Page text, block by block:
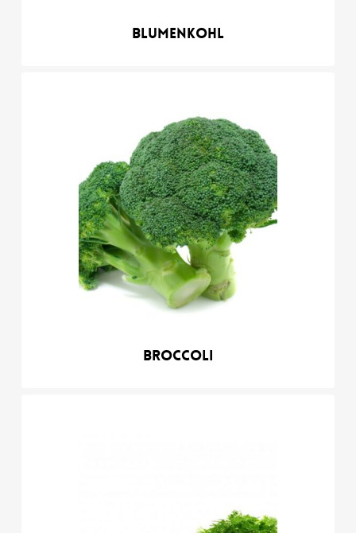
Blumenkohl
Broccoli